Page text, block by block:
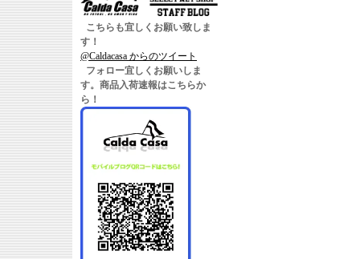
こちらも宜しくお願い致しま
す！
@Caldacasa からのツイート
フォロー宜しくお願いしま
す。商品入荷速報はこちらか
ら！